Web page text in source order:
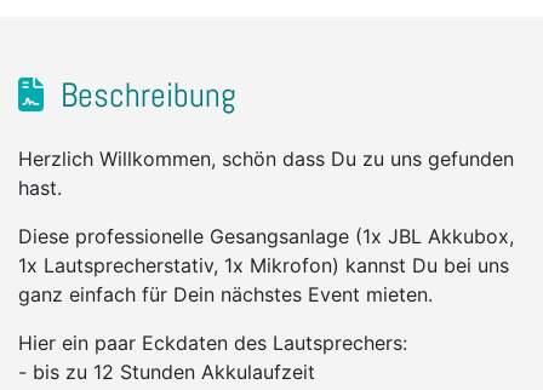
Beschreibung
Herzlich Willkommen, schön dass Du zu uns gefunden
hast.
Diese professionelle Gesangsanlage (1x JBL Akkubox,
1x Lautsprecherstativ, 1x Mikrofon) kannst Du bei uns
ganz einfach für Dein nächstes Event mieten.
Hier ein paar Eckdaten des Lautsprechers:
- bis zu 12 Stunden Akkulaufzeit